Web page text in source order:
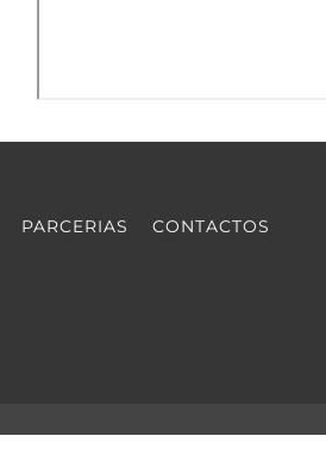
PARCERIAS CONTACTOS